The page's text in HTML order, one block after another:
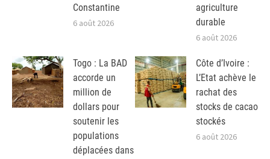
Constantine
6 août 2026
agriculture
durable
6 août 2026
Togo : La BAD
accorde un
million de
dollars pour
soutenir les
populations
déplacées dans
Côte d’Ivoire :
L’Etat achève le
rachat des
stocks de cacao
stockés
6 août 2026